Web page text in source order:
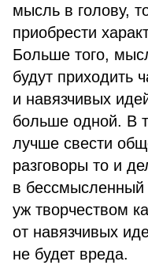
мысль в голову,
приобрести
Больше того,
будут приходить
и навязчивых
больше одной. В
лучше свести
разговоры то и
в
уж творчеством
от навязчивых
не будет вреда.